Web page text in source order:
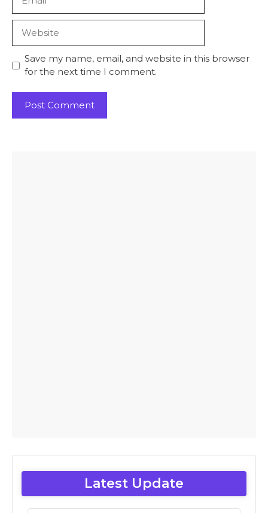
Save my name, email, and website in this browser
for the next time I comment.
Latest Update